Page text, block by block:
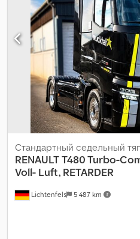
Lichtenfels 5 487 km
Стандартный седельный
RENAULTT480 Turbo-
Voll- Luft, RETARDER